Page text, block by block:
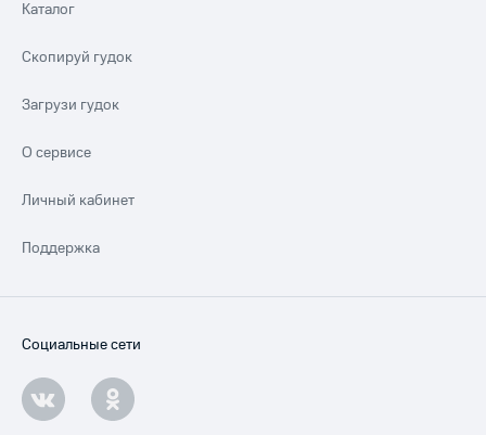
Каталог
Скопируй гудок
Загрузи гудок
О сервисе
Личный кабинет
Поддержка
Социальные сети